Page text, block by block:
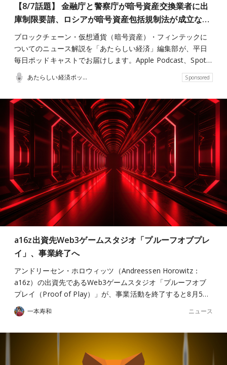
【8/7話題】 金融庁と警察庁が暗号資産交換業者に出
庫制限要請、ロシアが暗号資産包括規制法が成立な…
ブロックチェーン・仮想通貨（暗号資産）・フィンテックに
ついてのニュース解説を「あたらしい経済」編集部が、平日
毎日ポッドキャストでお届けします。Apple Podcast、Spot…
あたらしい経済ポッドキャスト Sponsored
a16z出資先Web3ゲームスタジオ「プルーフオブプレ
イ」、事業終了へ
アンドリーセン・ホロウィッツ（Andreessen Horowitz：
a16z）の出資先であるWeb3ゲームスタジオ「プルーフオブ
プレイ（Proof of Play）」が、事業活動を終了すると8月5…
一本寿和 ニュース